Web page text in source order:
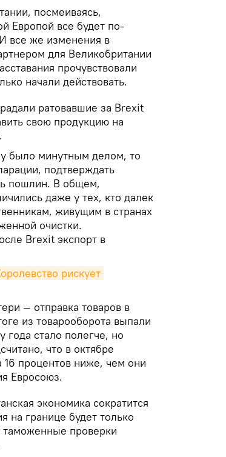
посмеиваясь,
Европой все будет по-
все же изменения в
для Великобритании
прочувствовали
начали действовать.
ратовавшие за Brexit
свою продукцию на
было минутным делом, то
подтверждать
пошлин. В общем,
даже у тех, кто далек
живущим в странах
очистки.
Brexit экспорт в
рискует
— отправка товаров в
из товарооборота выпали
года стало полегче, но
что в октябре
16 процентов ниже, чем они
Евросоюз.
экономика сократится
на границе будет только
таможенные проверки